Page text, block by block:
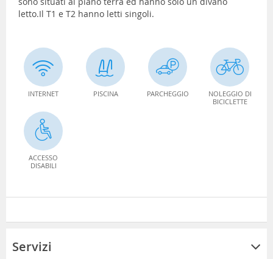
letto.Il T1 e T2 hanno letti singoli.
INTERNET PISCINA PARCHEGGIO
NOLEGGIO DI
BICICLETTE
ACCESSO
DISABILI
Servizi